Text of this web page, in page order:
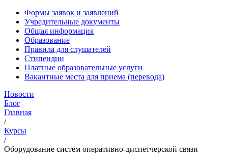
Формы заявок и заявлений
Учредительные документы
Общая информация
Образование
Правила для слушателей
Стипендии
Платные образовательные услуги
Вакантные места для приема (перевода)
Новости
Блог
Главная
/
Курсы
/
Оборудование систем оперативно-диспетчерской связи